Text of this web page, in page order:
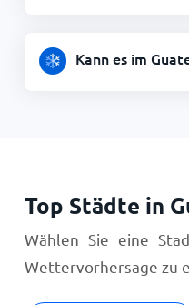
Kann es im
Top Städte in
Wählen Sie eine
Wettervorhersage zu